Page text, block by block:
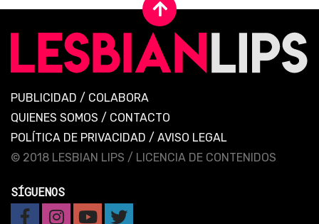
PUBLICIDAD / COLABORA
QUIENES SOMOS / CONTACTO
POLÍTICA DE PRIVACIDAD / AVISO LEGAL
© 2018 LESBIAN LIPS / LICENCIA DE CONTENIDOS
SÍGUENOS